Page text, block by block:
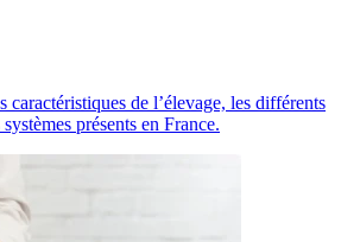
caractéristiques de l’élevage, les différents
présents en France.